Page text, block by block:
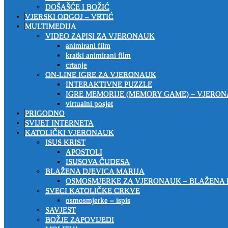
DOŠAŠĆE I BOŽIĆ
VJERSKI ODGOJ – VRTIĆ
MULTIMEDIJA
VIDEO ZAPISI ZA VJERONAUK
animirani film
kratki animirani film
crtanje
ON-LINE IGRE ZA VJERONAUK
INTERAKTIVNE PUZZLE
IGRE MEMORIJE (MEMORY GAME) –
virtualni posjet
PRIGODNO
SVIJET INTERNETA
KATOLIČKI VJERONAUK
ISUS KRIST
APOSTOLI
ISUSOVA ČUDESA
BLAŽENA DJEVICA MARIJA
OSMOSMJERKE ZA VJERONAUK – BLAŽENA
SVECI KATOLIČKE CRKVE
osmosmjerke – ispis
SAVJEST
BOŽJE ZAPOVIJEDI